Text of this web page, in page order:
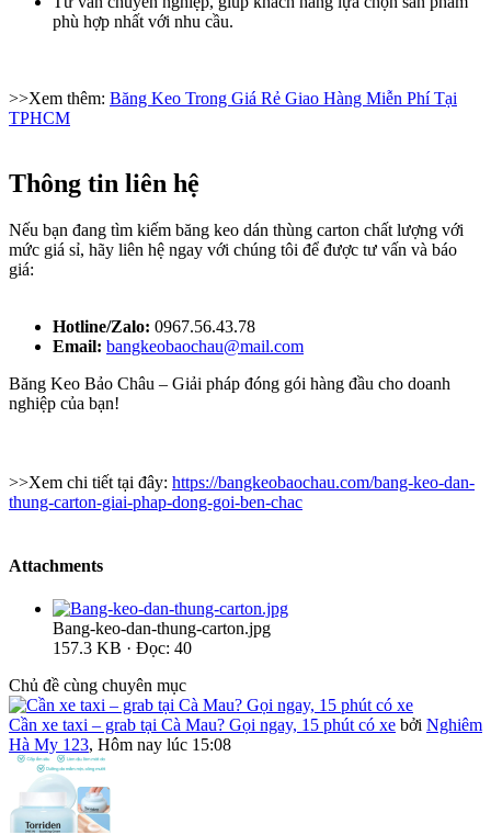
phù hợp nhất với nhu cầu.
>>Xem thêm: Băng Keo Trong Giá Rẻ Giao Hàng Miễn Phí Tại
TPHCM
Thông tin liên hệ
Nếu bạn đang tìm kiếm băng keo dán thùng carton chất lượng với
mức giá sỉ, hãy liên hệ ngay với chúng tôi để được tư vấn và báo
giá:
Hotline/Zalo: 0967.56.43.78
Email: bangkeobaochau@mail.com
Băng Keo Bảo Châu – Giải pháp đóng gói hàng đầu cho doanh
nghiệp của bạn!
>>Xem chi tiết tại đây: https://bangkeobaochau.com/bang-keo-dan-
thung-carton-giai-phap-dong-goi-ben-chac
Attachments
Bang-keo-dan-thung-carton.jpg
157.3 KB · Đọc: 40
Chủ đề cùng chuyên mục
Cần xe taxi – grab tại Cà Mau? Gọi ngay, 15 phút có xe bởi Nghiêm
Hà My 123, Hôm nay lúc 15:08